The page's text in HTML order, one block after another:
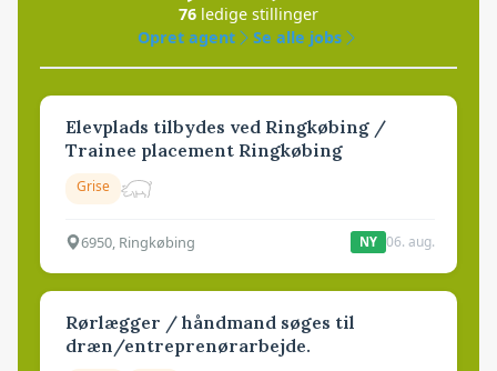
76 ledige stillinger
Opret agent
Se alle jobs
Elevplads tilbydes ved Ringkøbing /
Trainee placement Ringkøbing
Grise
6950, Ringkøbing NY 06. aug.
Rørlægger / håndmand søges til
dræn/entreprenørarbejde.